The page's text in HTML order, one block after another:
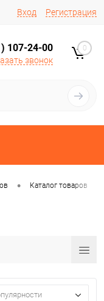
Вход Регистрация
107-24-00
звонок
0
• Каталог товаров